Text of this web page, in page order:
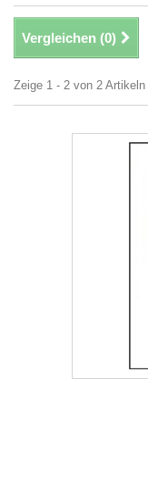
Vergleichen (0)
Zeige 1 - 2 von 2 Artikeln